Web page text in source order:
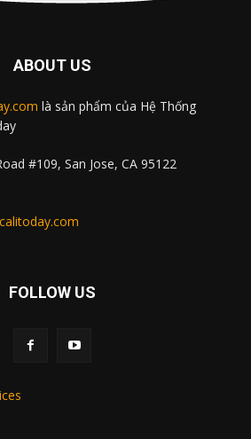
ABOUT US
là sản phẩm của Hệ Thống
#109, San Jose, CA 95122
FOLLOW US